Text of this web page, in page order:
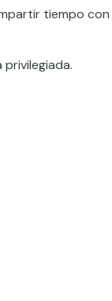
tiempo